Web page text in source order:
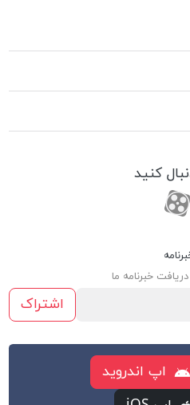
کنید
با واتس اپ
تلگرام
آپارات
خبرنامه ما
اشتراک
اپ اندروید